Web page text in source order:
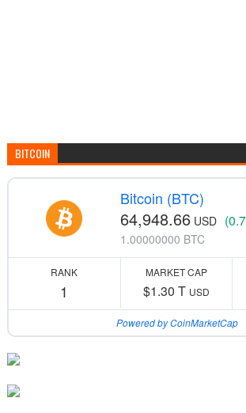
BITCOIN
Bitcoin (BTC)
64,948.66 USD
1.00000000 BTC
RANK
1
MARKET CAP
$1.30 T USD
Powered by CoinMarketCap